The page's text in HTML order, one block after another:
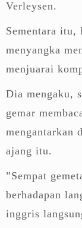
Verleysen.
Sementara itu,
menyangka
menjuarai
Dia mengaku,
gemar
mengantarkan
ajang itu.
”Sempat
berhadapan
inggris